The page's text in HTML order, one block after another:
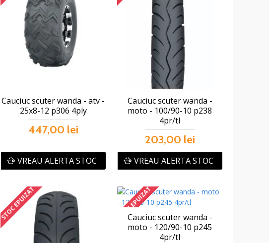
Cauciuc scuter wanda - atv -
25x8-12 p306 4ply
447,00 lei
VREAU ALERTA STOC
Cauciuc scuter wanda -
moto - 100/90-10 p238
4pr/tl
203,00 lei
VREAU ALERTA STOC
STOC EPUIZAT STOC EPUIZAT
Cauciuc scuter wanda -
moto - 120/90-10 p245
4pr/tl